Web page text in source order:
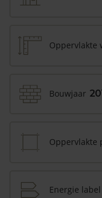
Oppervlakte
Bouwjaar
Oppervlakte
Energie label